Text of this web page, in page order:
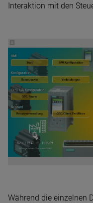
Interaktion mit den
Während die einzelnen